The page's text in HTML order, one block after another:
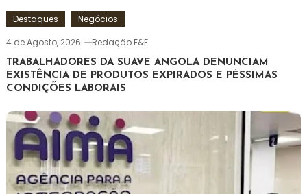
Destaques
Negócios
4 de Agosto, 2026
Redação E&F
TRABALHADORES DA SUAVE ANGOLA DENUNCIAM
EXISTÊNCIA DE PRODUTOS EXPIRADOS E PÉSSIMAS
CONDIÇÕES LABORAIS